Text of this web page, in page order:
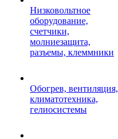
Низковольтное
оборудование,
счетчики,
молниезащита,
разъемы, клеммники
Обогрев, вентиляция,
климатотехника,
гелиосистемы